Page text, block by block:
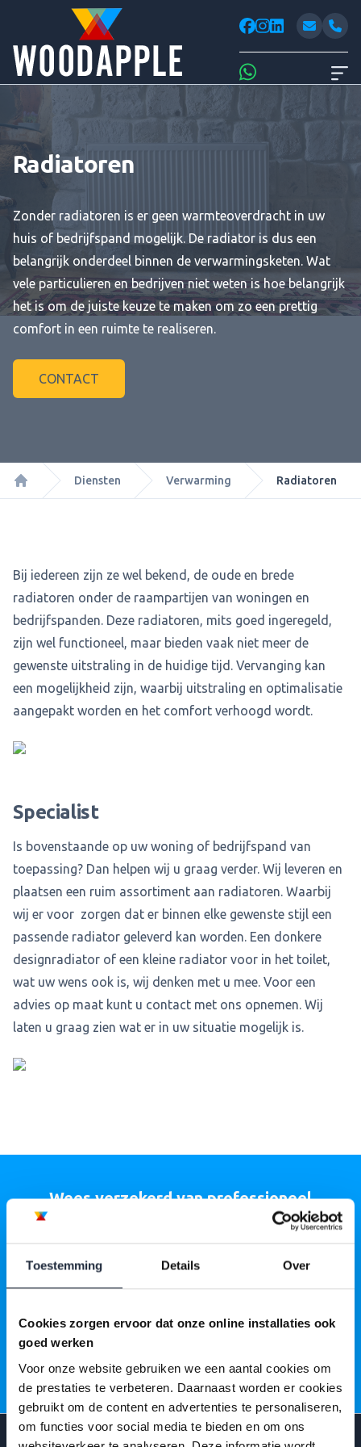
Toestemming Details Over
Cookies zorgen ervoor dat onze online installaties ook
goed werken
Voor onze website gebruiken we een aantal cookies om
de prestaties te verbeteren. Daarnaast worden er cookies
gebruikt om de content en advertenties te personaliseren,
om functies voor social media te bieden en om ons
facebook
instagram
linkedin
Whatsapp
Radiatoren
Zonder radiatoren is er geen warmteoverdracht in uw
huis of bedrijfspand mogelijk. De radiator is dus een
belangrijk onderdeel binnen de verwarmingsketen. Wat
vele particulieren en bedrijven niet weten is hoe belangrijk
het is om de juiste keuze te maken om zo een prettig
comfort in een ruimte te realiseren.
CONTACT
Home
Diensten Verwarming Radiatoren
Bij iedereen zijn ze wel bekend, de oude en brede
radiatoren onder de raampartijen van woningen en
bedrijfspanden. Deze radiatoren, mits goed ingeregeld,
zijn wel functioneel, maar bieden vaak niet meer de
gewenste uitstraling in de huidige tijd. Vervanging kan
een mogelijkheid zijn, waarbij uitstraling en optimalisatie
aangepakt worden en het comfort verhoogd wordt.
Specialist
Is bovenstaande op uw woning of bedrijfspand van
toepassing? Dan helpen wij u graag verder. Wij leveren en
plaatsen een ruim assortiment aan radiatoren. Waarbij
wij er voor zorgen dat er binnen elke gewenste stijl een
passende radiator geleverd kan worden. Een donkere
designradiator of een kleine radiator voor in het toilet,
wat uw wens ook is, wij denken met u mee. Voor een
advies op maat kunt u contact met ons opnemen. Wij
laten u graag zien wat er in uw situatie mogelijk is.
Wees verzekerd van professioneel
onderhoud van jouw woning of bedrijfspand? Plan nu een
betekenen.
MAAK EEN AFSPRAAK